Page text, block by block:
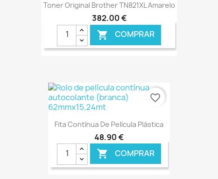
Toner Original Brother TN821XL Amarelo
382,00 €
 COMPRAR
Fita Contínua De Película Plástica
48,90 €
 COMPRAR
favorite_border